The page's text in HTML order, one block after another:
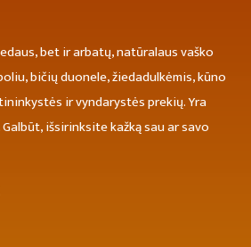
bet ir arbatų, natūralaus vaško
bičių duonele, žiedadulkėmis, kūno
ir vyndarystės prekių. Yra
išsirinksite kažką sau ar savo